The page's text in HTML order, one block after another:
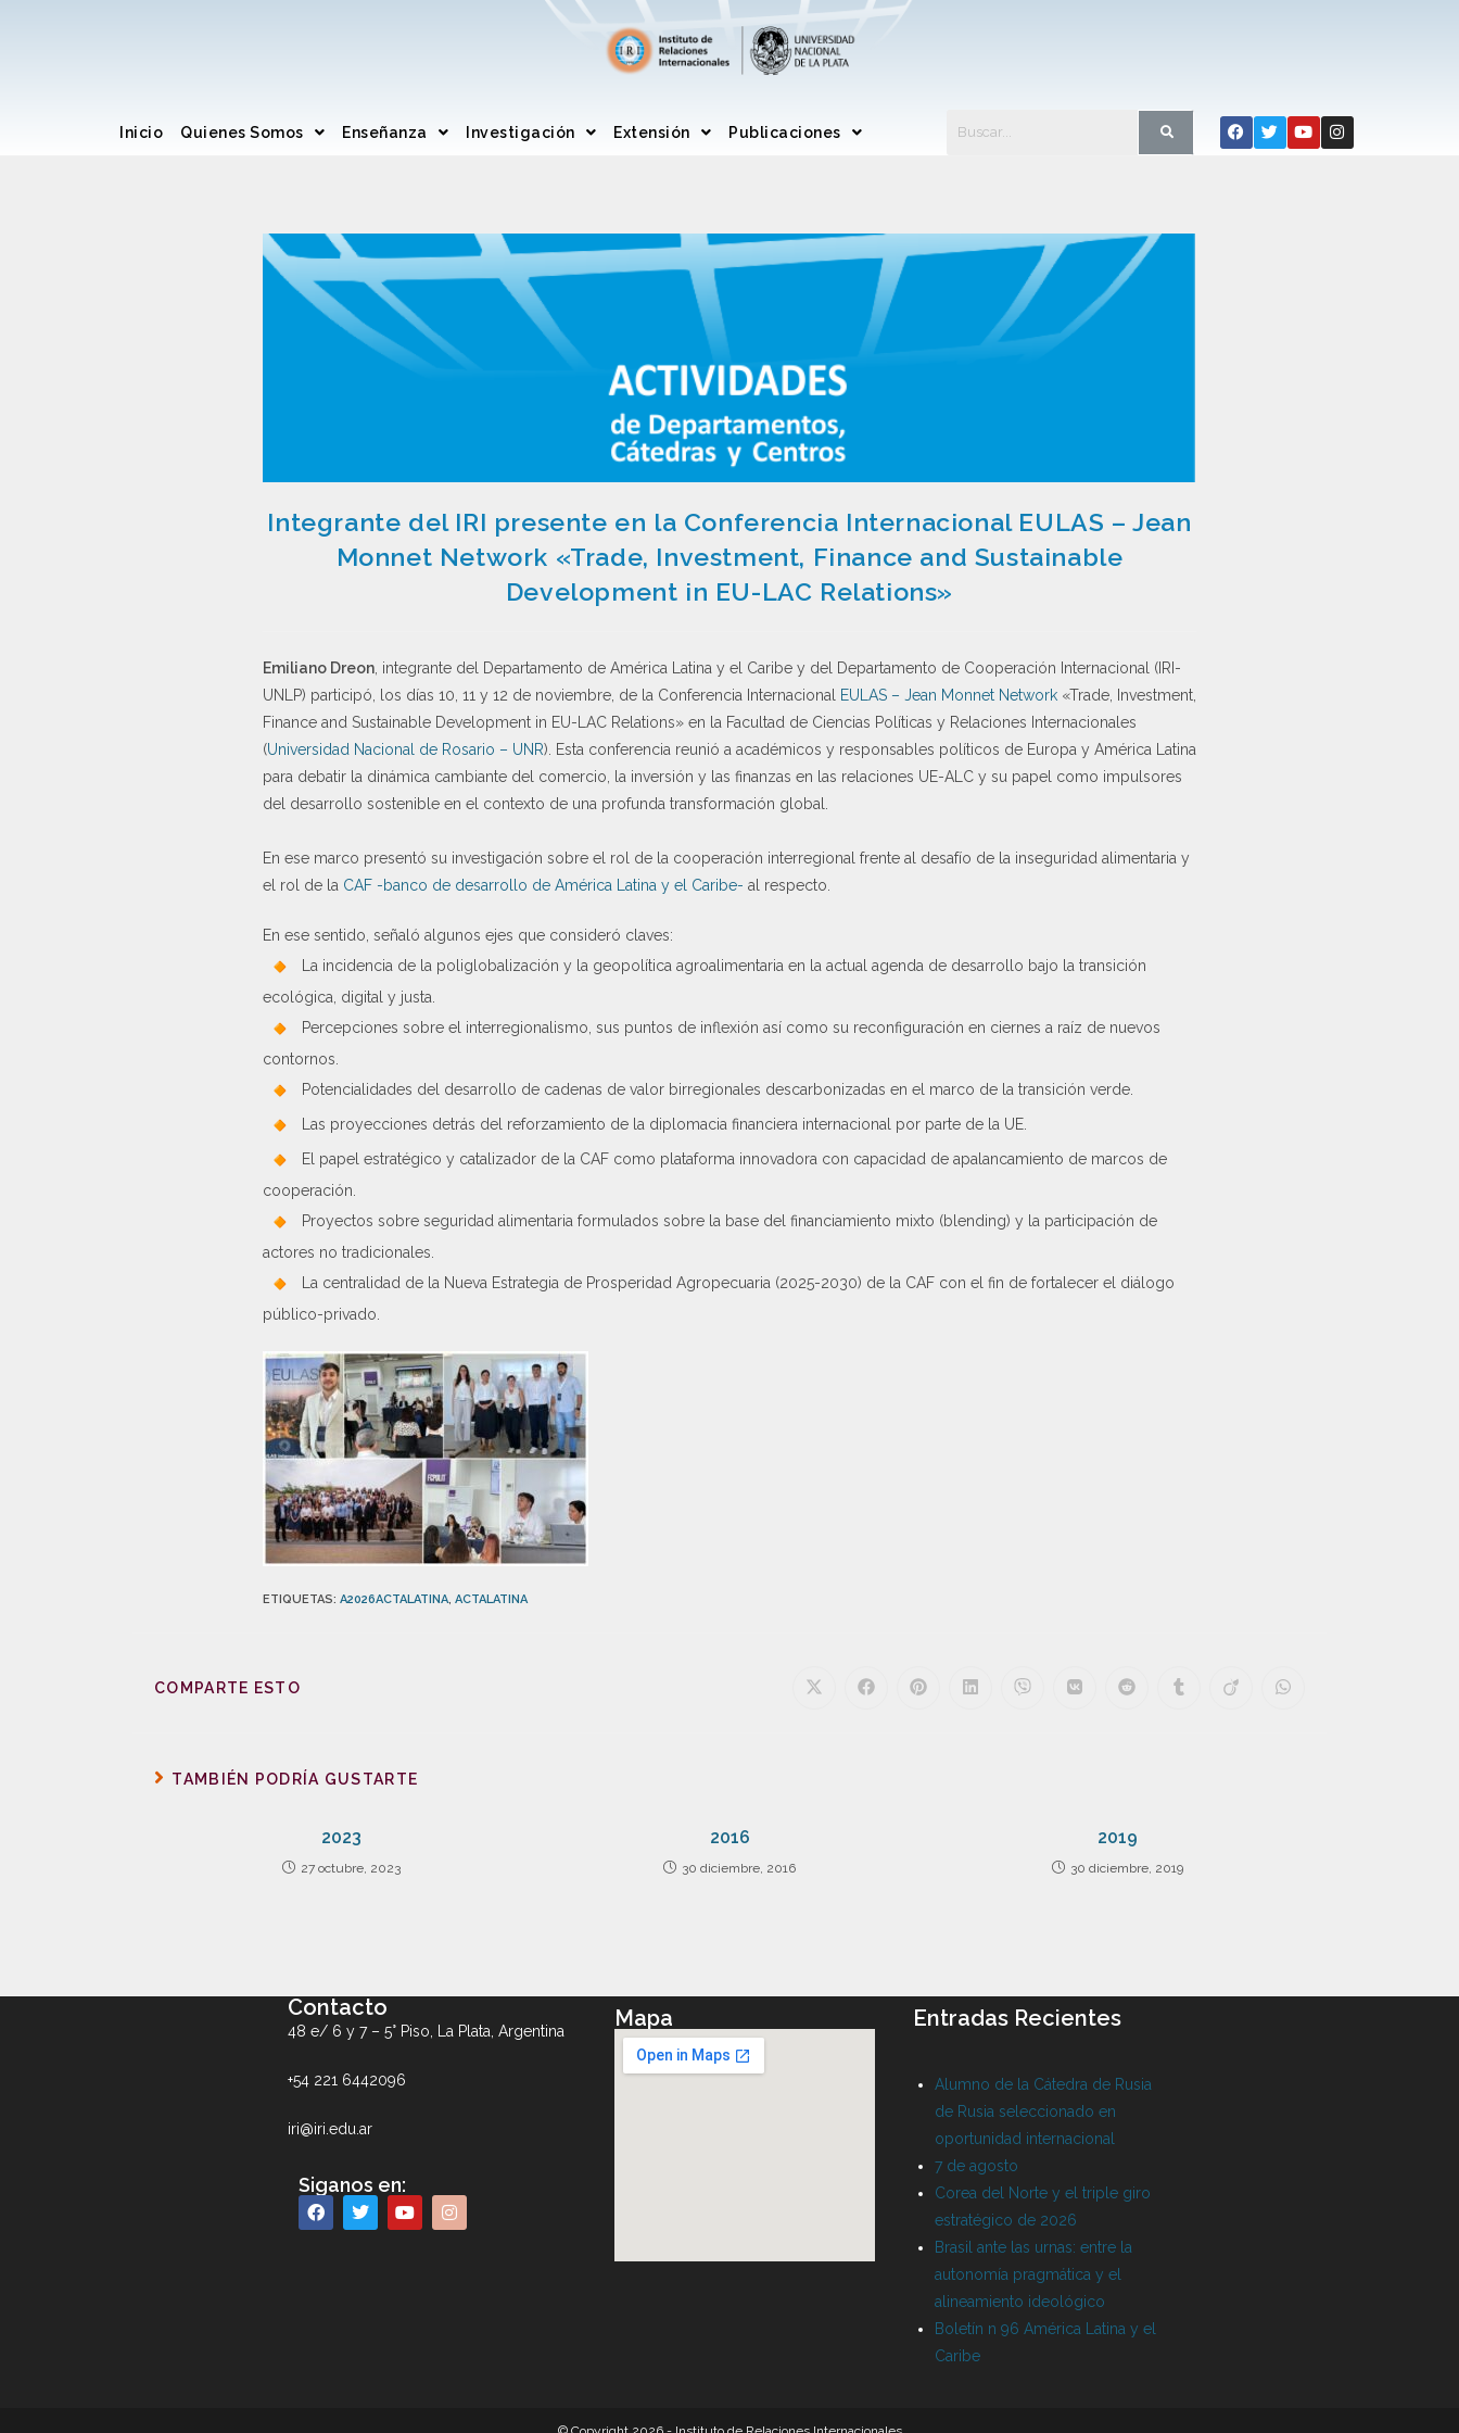
Inicio Quienes Somos Enseñanza Investigación Extensión Publicaciones
Integrante del IRI presente en la Conferencia Internacional EULAS – Jean
Monnet Network «Trade, Investment, Finance and Sustainable
Development in EU-LAC Relations»
Emiliano Dreon, integrante del Departamento de América Latina y el Caribe y del Departamento de Cooperación Internacional (IRI-
UNLP) participó, los días 10, 11 y 12 de noviembre, de la Conferencia Internacional EULAS – Jean Monnet Network «Trade, Investment,
Finance and Sustainable Development in EU-LAC Relations» en la Facultad de Ciencias Políticas y Relaciones Internacionales
(Universidad Nacional de Rosario – UNR). Esta conferencia reunió a académicos y responsables políticos de Europa y América Latina
para debatir la dinámica cambiante del comercio, la inversión y las finanzas en las relaciones UE-ALC y su papel como impulsores
del desarrollo sostenible en el contexto de una profunda transformación global.
En ese marco presentó su investigación sobre el rol de la cooperación interregional frente al desafío de la inseguridad alimentaria y
el rol de la CAF -banco de desarrollo de América Latina y el Caribe- al respecto.
En ese sentido, señaló algunos ejes que consideró claves:
La incidencia de la poliglobalización y la geopolítica agroalimentaria en la actual agenda de desarrollo bajo la transición
ecológica, digital y justa.
Percepciones sobre el interregionalismo, sus puntos de inflexión así como su reconfiguración en ciernes a raíz de nuevos
contornos.
Potencialidades del desarrollo de cadenas de valor birregionales descarbonizadas en el marco de la transición verde.
Las proyecciones detrás del reforzamiento de la diplomacia financiera internacional por parte de la UE.
El papel estratégico y catalizador de la CAF como plataforma innovadora con capacidad de apalancamiento de marcos de
cooperación.
Proyectos sobre seguridad alimentaria formulados sobre la base del financiamiento mixto (blending) y la participación de
actores no tradicionales.
La centralidad de la Nueva Estrategia de Prosperidad Agropecuaria (2025-2030) de la CAF con el fin de fortalecer el diálogo
público-privado.
ETIQUETAS: A2026ACTALATINA, ACTALATINA
COMPARTE ESTO
TAMBIÉN PODRÍA GUSTARTE
2023
27 octubre, 2023
2016
30 diciembre, 2016
2019
30 diciembre, 2019
Contacto
48 e/ 6 y 7 – 5° Piso, La Plata, Argentina
+54 221 6442096
iri@iri.edu.ar
Siganos en:
Mapa Entradas Recientes
Alumno de la Cátedra de Rusia
de Rusia seleccionado en
oportunidad internacional
7 de agosto
Corea del Norte y el triple giro
estratégico de 2026
Brasil ante las urnas: entre la
autonomía pragmática y el
alineamiento ideológico
Boletín n 96 América Latina y el
Caribe